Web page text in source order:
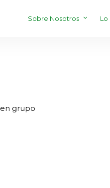
Sobre Nosotros Lo
grupo